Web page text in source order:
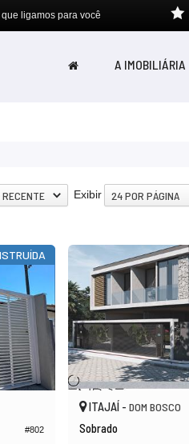
ligamos para você
A IMOBILIÁRIA
Exibir 24 POR PÁGINA
RECENTE
#802
ITAJAÍ - DOM BOSCO
Sobrado